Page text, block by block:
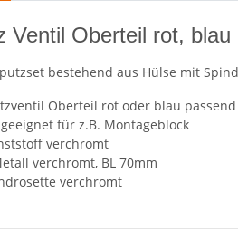
Ventil Oberteil rot,
bestehend aus Hülse mit
Oberteil rot oder blau
für z.B. Montageblock
verchromt
verchromt, BL 70mm
verchromt